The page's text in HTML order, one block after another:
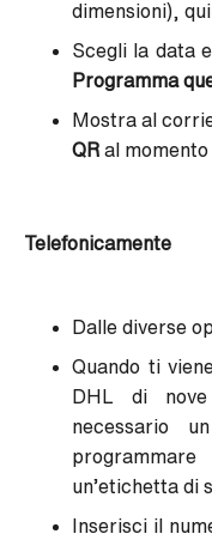
dimensioni),
Scegli la data
Programma
Mostra al
QR al
Telefonicamente
Dalle diverse
Quando ti
DHL di
necessario
un’etichetta di
Inserisci il